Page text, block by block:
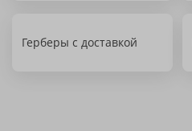
Герберы с доставкой